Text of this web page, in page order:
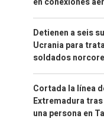
Detienen a seis
Ucrania para
soldados
Cortada la línea
Extremadura
una persona en